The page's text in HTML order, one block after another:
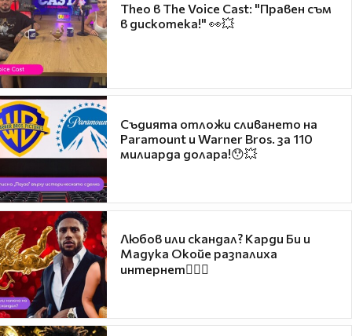
Theo в The Voice Cast: "Правен съм
в дискотека!" 👀💥
Съдията отложи сливането на
Paramount и Warner Bros. за 110
милиарда долара!😯💥
Любов или скандал? Карди Би и
Мадука Окойе разпалиха
интернет❤️‍🔥🔥